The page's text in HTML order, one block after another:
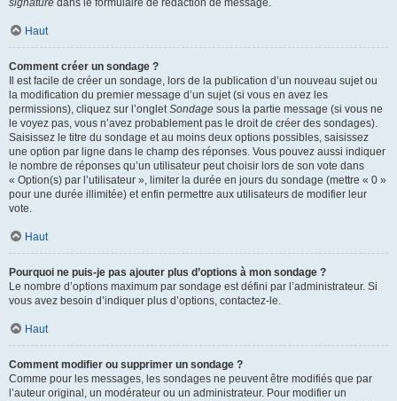
signature dans le formulaire de rédaction de message.
Haut
Comment créer un sondage ?
Il est facile de créer un sondage, lors de la publication d’un nouveau sujet ou
la modification du premier message d’un sujet (si vous en avez les
permissions), cliquez sur l’ongletSondage sous la partie message (si vous ne
le voyez pas, vous n’avez probablement pas le droit de créer des sondages).
Saisissez le titre du sondage et au moins deux options possibles, saisissez
une option par ligne dans le champ des réponses. Vous pouvez aussi indiquer
le nombre de réponses qu’un utilisateur peut choisir lors de son vote dans
« Option(s) par l’utilisateur », limiter la durée en jours du sondage (mettre « 0 »
pour une durée illimitée) et enfin permettre aux utilisateurs de modifier leur
vote.
Haut
Pourquoi ne puis-je pas ajouter plus d’options à mon sondage ?
Le nombre d’options maximum par sondage est défini par l’administrateur. Si
vous avez besoin d’indiquer plus d’options, contactez-le.
Haut
Comment modifier ou supprimer un sondage ?
Comme pour les messages, les sondages ne peuvent être modifiés que par
l’auteur original, un modérateur ou un administrateur. Pour modifier un